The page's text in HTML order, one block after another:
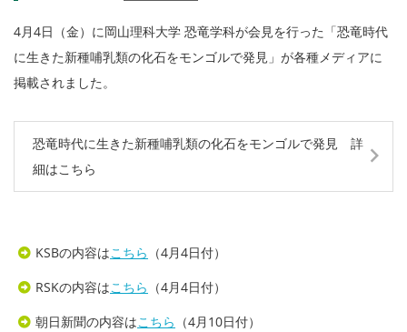
4月4日（金）に岡山理科大学 恐竜学科が会見を行った「恐竜時代
に生きた新種哺乳類の化石をモンゴルで発見」が各種メディアに
掲載されました。
恐竜時代に生きた新種哺乳類の化石をモンゴルで発見 詳
細はこちら
KSBの内容はこちら （4月4日付）
RSKの内容はこちら （4月4日付）
朝日新聞の内容はこちら （4月10日付）